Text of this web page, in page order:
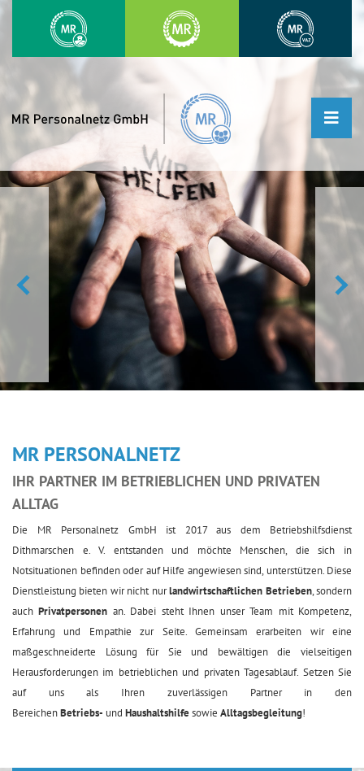
MR PERSONALNETZ
IHR PARTNER IM BETRIEBLICHEN UND PRIVATEN
ALLTAG
Die MR Personalnetz GmbH ist 2017 aus dem Betriebshilfsdienst
Dithmarschen e. V. entstanden und möchte Menschen, die sich in
Notsituationen befinden oder auf Hilfe angewiesen sind, unterstützen. Diese
Dienstleistung bieten wir nicht nurlandwirtschaftlichen Betrieben, sondern
auchPrivatpersonen an. Dabei steht Ihnen unser Team mit Kompetenz,
Erfahrung und Empathie zur Seite. Gemeinsam erarbeiten wir eine
maßgeschneiderte Lösung für Sie und bewältigen die vielseitigen
Herausforderungen im betrieblichen und privaten Tagesablauf. Setzen Sie
auf uns als Ihren zuverlässigen Partner in den
BereichenBetriebs- und Haushaltshilfesowie Alltagsbegleitung!